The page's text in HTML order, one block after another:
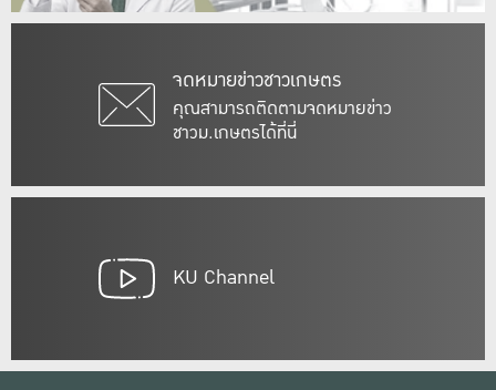
จดหมายข่าวชาวเกษตร
คุณสามารถติดตามจดหมายข่าว
ชาวม.เกษตรได้ที่นี่
KU Channel